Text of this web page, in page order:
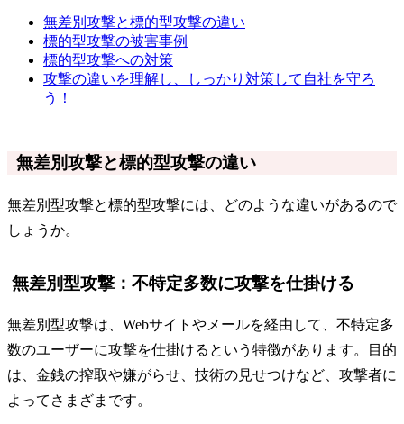
無差別攻撃と標的型攻撃の違い
標的型攻撃の被害事例
標的型攻撃への対策
攻撃の違いを理解し、しっかり対策して自社を守ろ
う！
無差別攻撃と標的型攻撃の違い
無差別型攻撃と標的型攻撃には、どのような違いがあるので
しょうか。
無差別型攻撃：不特定多数に攻撃を仕掛ける
無差別型攻撃は、Webサイトやメールを経由して、不特定多
数のユーザーに攻撃を仕掛けるという特徴があります。目的
は、金銭の搾取や嫌がらせ、技術の見せつけなど、攻撃者に
よってさまざまです。